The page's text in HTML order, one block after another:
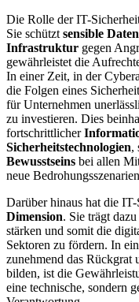
Die Rolle der IT-
Sie schützt sensible Daten
Infrastruktur gegen
gewährleistet die
In einer Zeit, in der
die Folgen eines
für Unternehmen
zu investieren. Dies
fortschrittlicher
Sicherheitstechnologien,
Bewusstseins bei allen
neue
Darüber hinaus hat die
Dimension. Sie trägt
stärken und somit die
Sektoren zu fördern. In
zunehmend das Rückgrat
bilden, ist die
eine technische, sondern